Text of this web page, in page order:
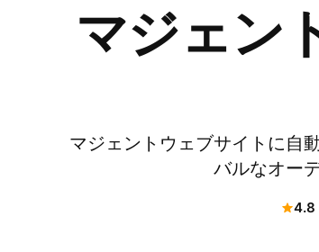
マジェン
マジェントウェブサイトに自
バルなオー
4.8